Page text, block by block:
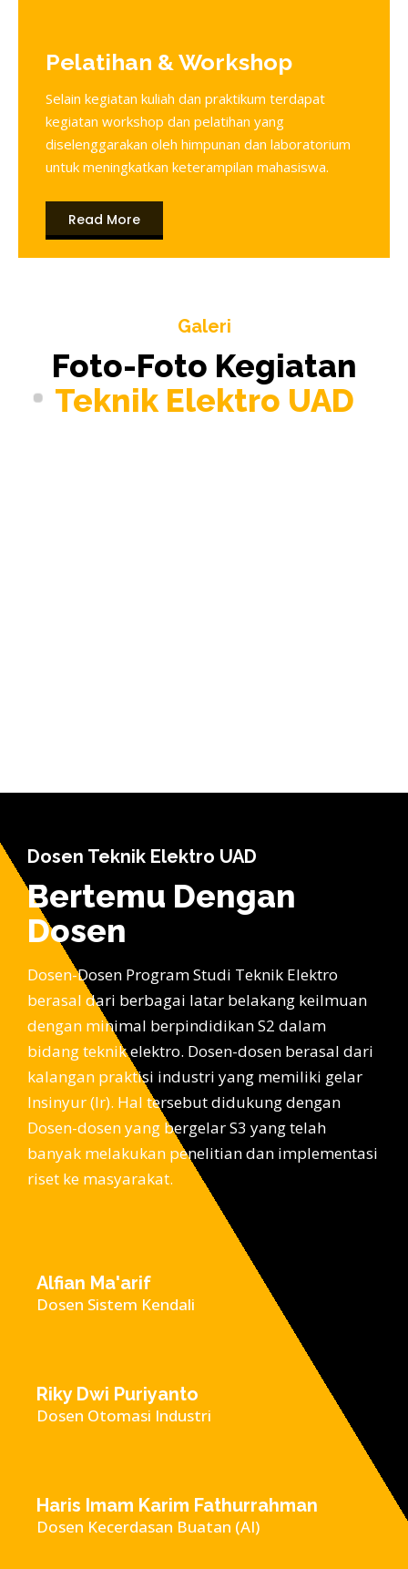
Pelatihan & Workshop
Selain kegiatan kuliah dan praktikum terdapat
kegiatan workshop dan pelatihan yang
diselenggarakan oleh himpunan dan laboratorium
untuk meningkatkan keterampilan mahasiswa.
Read More
Galeri
Foto-Foto Kegiatan
Teknik Elektro UAD
Dosen Teknik Elektro UAD
Bertemu Dengan
Dosen
Dosen-Dosen Program Studi Teknik Elektro
berasal dari berbagai latar belakang keilmuan
dengan minimal berpindidikan S2 dalam
bidang teknik elektro. Dosen-dosen berasal dari
kalangan praktisi industri yang memiliki gelar
Insinyur (Ir). Hal tersebut didukung dengan
Dosen-dosen yang bergelar S3 yang telah
banyak melakukan penelitian dan implementasi
riset ke masyarakat.
Alfian Ma'arif
Dosen Sistem Kendali
Riky Dwi Puriyanto
Dosen Otomasi Industri
Haris Imam Karim Fathurrahman
Dosen Kecerdasan Buatan (AI)